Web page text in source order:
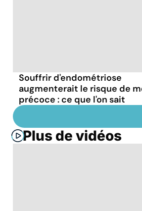
Souffrir d'endométriose
augmenterait le risque de
précoce : ce que l'on sait
Plus de vidéos